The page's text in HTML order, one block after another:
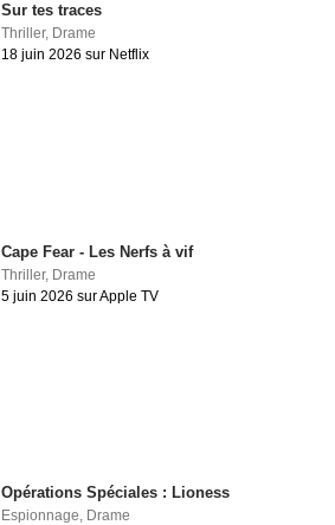
Sur tes traces
Thriller, Drame
18 juin 2026 sur Netflix
Cape Fear - Les Nerfs à vif
Thriller, Drame
5 juin 2026 sur Apple TV
Opérations Spéciales : Lioness
Espionnage, Drame